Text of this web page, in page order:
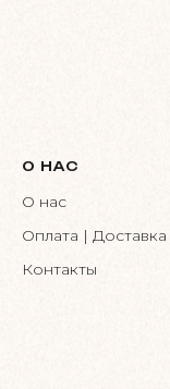
О НАС
О нас
Оплата | Доставка
Контакты